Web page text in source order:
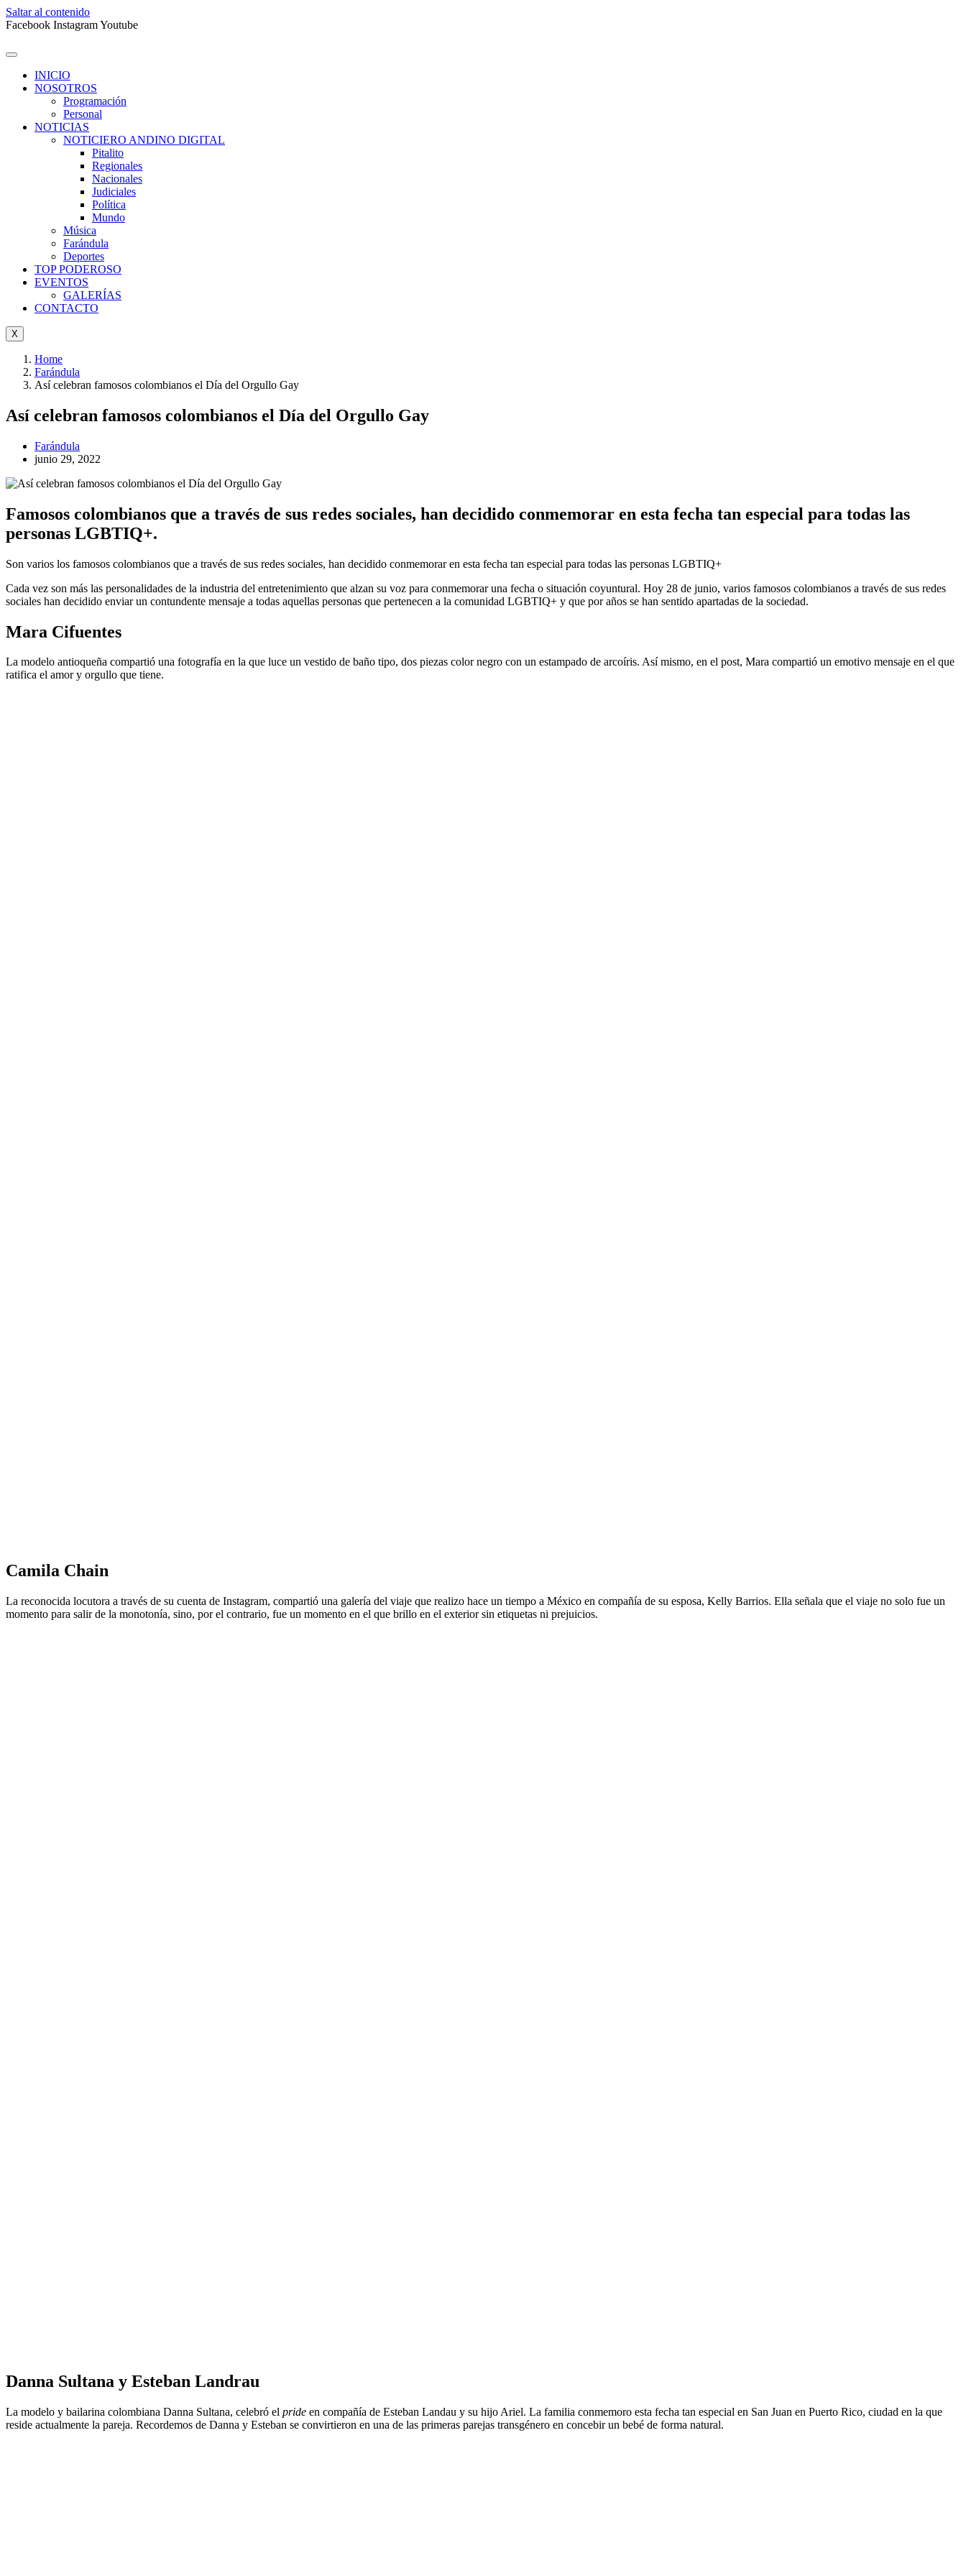
Saltar al contenido
Facebook InstagramYoutube
INICIO
NOSOTROS
Programación
Personal
NOTICIAS
NOTICIERO ANDINO DIGITAL
Pitalito
Regionales
Nacionales
Judiciales
Política
Mundo
Música
Farándula
Deportes
TOP PODEROSO
EVENTOS
GALERÍAS
CONTACTO
X
Home
Farándula
Así celebran famosos colombianos el Día del Orgullo Gay
Así celebran famosos colombianos el Día del Orgullo Gay
Farándula
junio 29, 2022
Famosos colombianos que a través de sus redes sociales, han decidido conmemorar en esta fecha tan especial para todas las
personas LGBTIQ+.
Son varios los famosos colombianos que a través de sus redes sociales, han decidido conmemorar en esta fecha tan especial para todas las personas LGBTIQ+
Cada vez son más las personalidades de la industria del entretenimiento que alzan su voz para conmemorar una fecha o situación coyuntural. Hoy 28 de junio, varios famosos colombianos a través de sus redes
sociales han decidido enviar un contundente mensaje a todas aquellas personas que pertenecen a la comunidad LGBTIQ+ y que por años se han sentido apartadas de la sociedad.
Mara Cifuentes
La modelo antioqueña compartió una fotografía en la que luce un vestido de baño tipo, dos piezas color negro con un estampado de arcoíris. Así mismo, en el post, Mara compartió un emotivo mensaje en el que
ratifica el amor y orgullo que tiene.
Camila Chain
La reconocida locutora a través de su cuenta de Instagram, compartió una galería del viaje que realizo hace un tiempo a México en compañía de su esposa, Kelly Barrios. Ella señala que el viaje no solo fue un
momento para salir de la monotonía, sino, por el contrario, fue un momento en el que brillo en el exterior sin etiquetas ni prejuicios.
Danna Sultana y Esteban Landrau
La modelo y bailarina colombiana Danna Sultana, celebró el pride en compañía de Esteban Landau y su hijo Ariel. La familia conmemoro esta fecha tan especial en San Juan en Puerto Rico, ciudad en la que
reside actualmente la pareja. Recordemos de Danna y Esteban se convirtieron en una de las primeras parejas transgénero en concebir un bebé de forma natural.